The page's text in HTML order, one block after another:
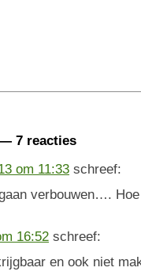
7 reacties
om 11:33 schreef:
verbouwen….
16:52 schreef:
en ook niet